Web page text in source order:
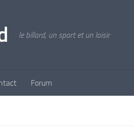
le billard, un sport et un loisir
Forum